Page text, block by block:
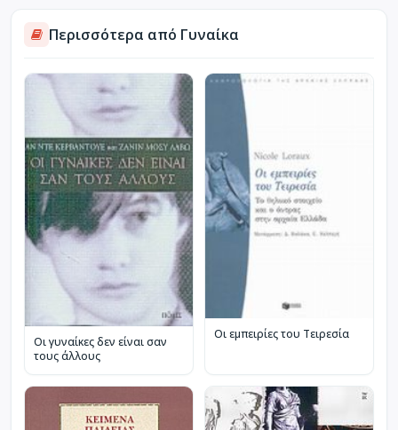
Περισσότερα από Γυναίκα
Οι γυναίκες δεν είναι σαν
τους άλλους
Οι εμπειρίες του Τειρεσία